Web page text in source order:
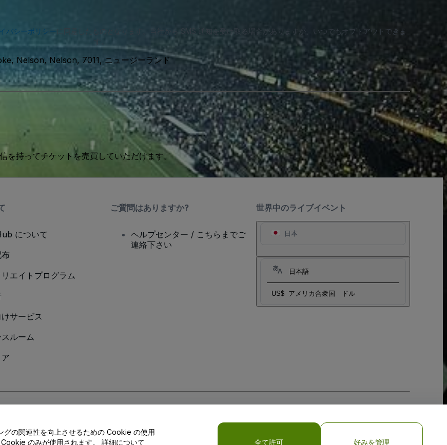
バシーポリシー に同意したものとなります。当社から SMS 通知を受け取る場合がありますが、いつでもオプトアウトできま
Nelson, Nelson, 7011, ニュージーランド
を持ってチケットを売買していただけます。
世界中のライブイベント
日本
日本語
US$ アメリカ合衆国 ドル
について
エイトプログラム
サービス
ルーム
ご質問はありますか?
ヘルプセンター / こちらまでご
連絡下さい
グの関連性を向上させるための Cookie の使用
のみが使用されます。 詳細について
全て許可 好みを管理